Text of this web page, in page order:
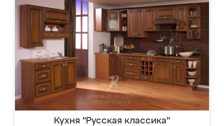
Кухня "Русская классика"